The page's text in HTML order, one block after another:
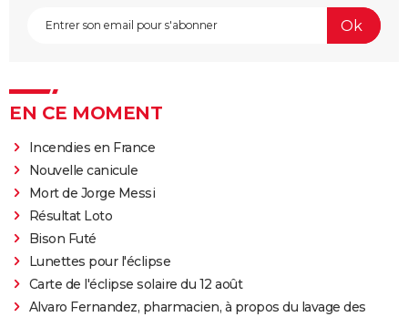
EN CE MOMENT
Incendies en France
Nouvelle canicule
Mort de Jorge Messi
Résultat Loto
Bison Futé
Lunettes pour l'éclipse
Carte de l'éclipse solaire du 12 août
Alvaro Fernandez, pharmacien, à propos du lavage des